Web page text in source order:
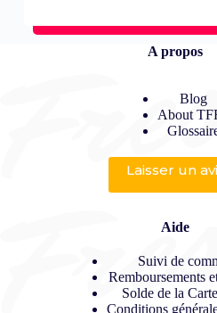
A propos
Blog
About
Laisser un
Aide
Suivi de
Remboursements
Solde de la
Conditions